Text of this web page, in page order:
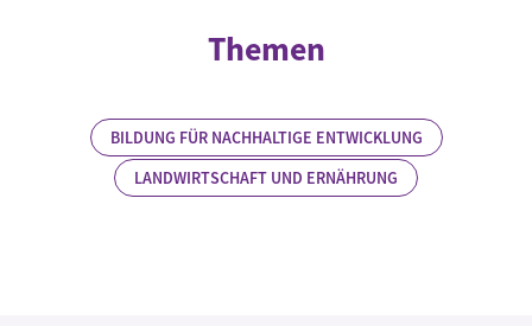
Themen
BILDUNG FÜR NACHHALTIGE ENTWICKLUNG
LANDWIRTSCHAFT UND ERNÄHRUNG